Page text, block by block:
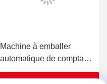
Machine à emballer
automatique de comptage
multifonctionnelle pour le